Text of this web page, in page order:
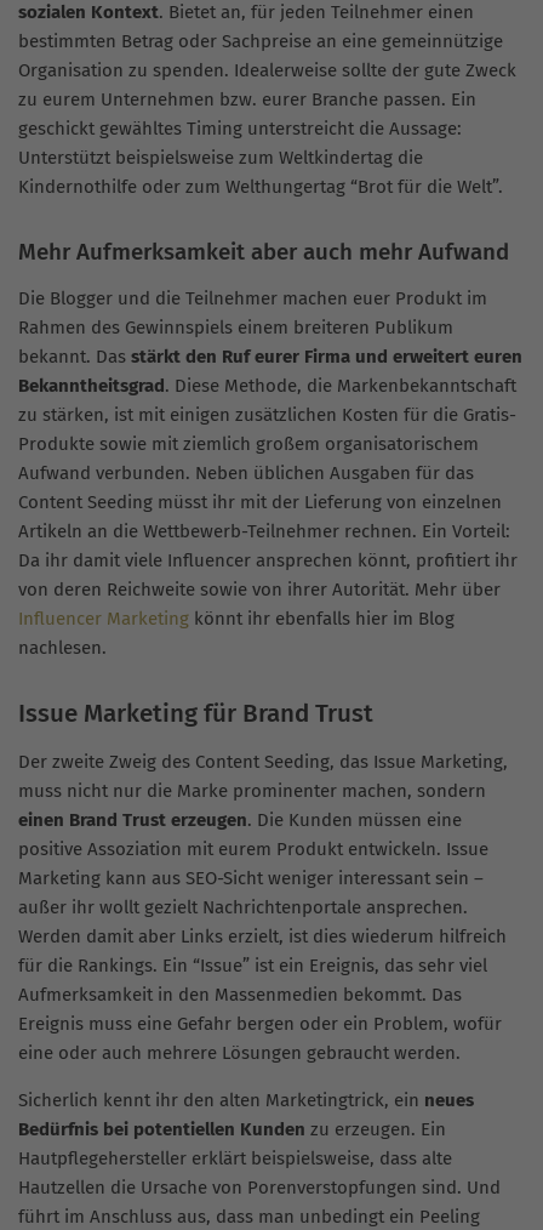
sozialen Kontext. Bietet an, für jeden Teilnehmer einen
bestimmten Betrag oder Sachpreise an eine gemeinnützige
Organisation zu spenden. Idealerweise sollte der gute Zweck
zu eurem Unternehmen bzw. eurer Branche passen. Ein
geschickt gewähltes Timing unterstreicht die Aussage:
Unterstützt beispielsweise zum Weltkindertag die
Kindernothilfe oder zum Welthungertag “Brot für die Welt”.
Mehr Aufmerksamkeit aber auch mehr Aufwand
Die Blogger und die Teilnehmer machen euer Produkt im
Rahmen des Gewinnspiels einem breiteren Publikum
bekannt. Das stärkt den Ruf eurer Firma und erweitert euren
Bekanntheitsgrad. Diese Methode, die Markenbekanntschaft
zu stärken, ist mit einigen zusätzlichen Kosten für die Gratis-
Produkte sowie mit ziemlich großem organisatorischem
Aufwand verbunden. Neben üblichen Ausgaben für das
Content Seeding müsst ihr mit der Lieferung von einzelnen
Artikeln an die Wettbewerb-Teilnehmer rechnen. Ein Vorteil:
Da ihr damit viele Influencer ansprechen könnt, profitiert ihr
von deren Reichweite sowie von ihrer Autorität. Mehr über
Influencer Marketing könnt ihr ebenfalls hier im Blog
nachlesen.
Issue Marketing für Brand Trust
Der zweite Zweig des Content Seeding, das Issue Marketing,
muss nicht nur die Marke prominenter machen, sondern
einen Brand Trust erzeugen. Die Kunden müssen eine
positive Assoziation mit eurem Produkt entwickeln. Issue
Marketing kann aus SEO-Sicht weniger interessant sein –
außer ihr wollt gezielt Nachrichtenportale ansprechen.
Werden damit aber Links erzielt, ist dies wiederum hilfreich
für die Rankings. Ein “Issue” ist ein Ereignis, das sehr viel
Aufmerksamkeit in den Massenmedien bekommt. Das
Ereignis muss eine Gefahr bergen oder ein Problem, wofür
eine oder auch mehrere Lösungen gebraucht werden.
Sicherlich kennt ihr den alten Marketingtrick, ein neues
Bedürfnis bei potentiellen Kunden zu erzeugen. Ein
Hautpflegehersteller erklärt beispielsweise, dass alte
Hautzellen die Ursache von Porenverstopfungen sind. Und
führt im Anschluss aus, dass man unbedingt ein Peeling